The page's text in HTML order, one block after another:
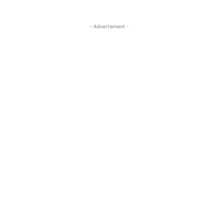
- Advertisment -